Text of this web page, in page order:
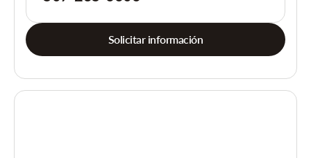
Solicitar información